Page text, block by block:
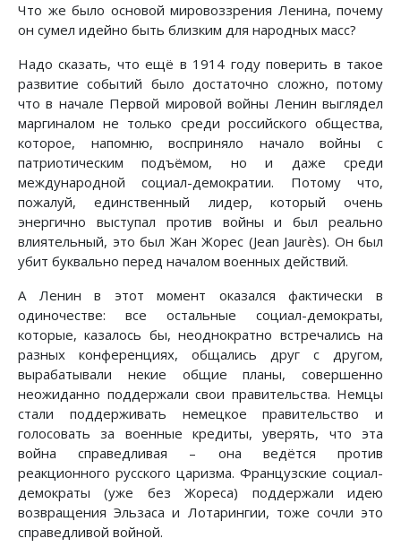
Что же было основой мировоззрения Ленина, почему
он сумел идейно быть близким для народных масс?
Надо сказать, что ещё в 1914 году поверить в такое
развитие событий было достаточно сложно, потому
что в начале Первой мировой войны Ленин выглядел
маргиналом не только среди российского общества,
которое, напомню, восприняло начало войны с
патриотическим подъёмом, но и даже среди
международной социал-демократии. Потому что,
пожалуй, единственный лидер, который очень
энергично выступал против войны и был реально
влиятельный, это был Жан Жорес (Jean Jaurès). Он был
убит буквально перед началом военных действий.
А Ленин в этот момент оказался фактически в
одиночестве: все остальные социал-демократы,
которые, казалось бы, неоднократно встречались на
разных конференциях, общались друг с другом,
вырабатывали некие общие планы, совершенно
неожиданно поддержали свои правительства. Немцы
стали поддерживать немецкое правительство и
голосовать за военные кредиты, уверять, что эта
война справедливая – она ведётся против
реакционного русского царизма. Французские социал-
демократы (уже без Жореса) поддержали идею
возвращения Эльзаса и Лотарингии, тоже сочли это
справедливой войной.